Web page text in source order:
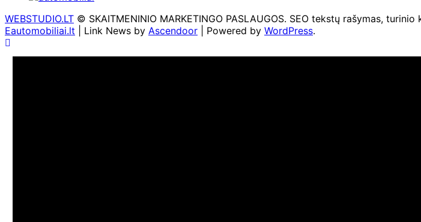
WEBSTUDIO.LT © SKAITMENINIO MARKETINGO PASLAUGOS. SEO tekstų rašymas,
Eautomobiliai.lt | Link News by Ascendoor | Powered by WordPress.